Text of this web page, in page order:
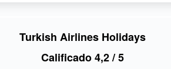
Turkish Airlines Holidays
Calificado4,2/ 5